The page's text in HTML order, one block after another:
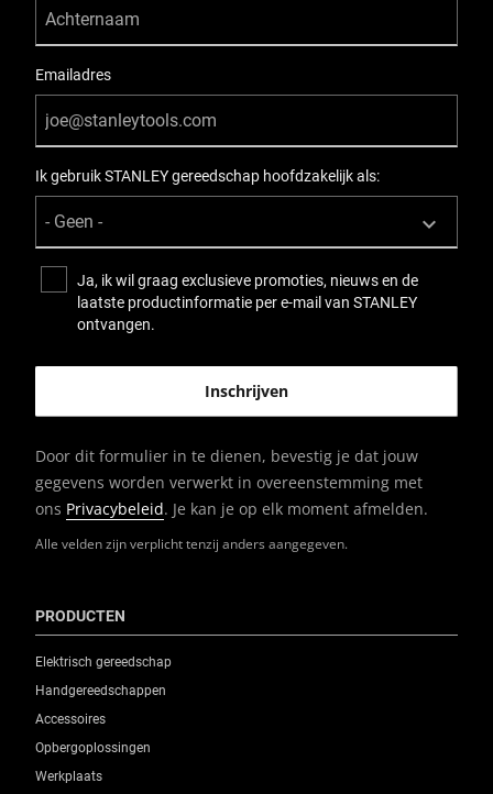
Alle velden zijn verplicht tenzij anders aangegeven.
Emailadres
Ik gebruik STANLEY gereedschap hoofdzakelijk als:
Ja, ik wil graag exclusieve promoties, nieuws en de
laatste productinformatie per e-mail van STANLEY
ontvangen.
Door dit formulier in te dienen, bevestig je dat jouw
gegevens worden verwerkt in overeenstemming met
ons Privacybeleid. Je kan je op elk moment afmelden.
PRODUCTEN
Elektrisch gereedschap
Handgereedschappen
Accessoires
Opbergoplossingen
Werkplaats